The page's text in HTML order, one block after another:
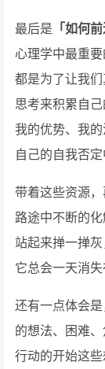
最后是 「如何前
心理学中最重
都是为了让我
思考来积累自
我的优势、我
自己的自我否
带着这些资源
路途中不断的
站起来掸一掸
它总会一天消失
还有一点体会
的想法、困难
行动的开始这些